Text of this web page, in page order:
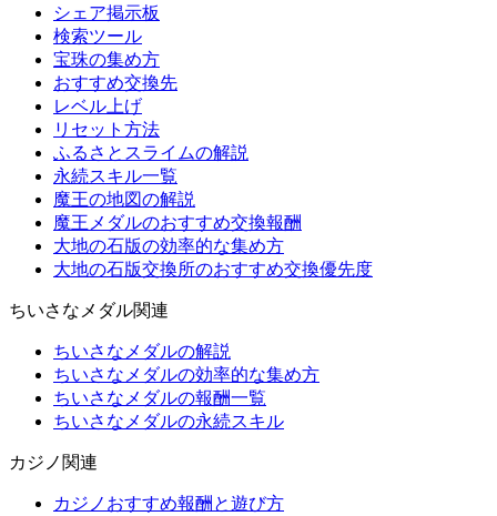
シェア掲示板
検索ツール
宝珠の集め方
おすすめ交換先
レベル上げ
リセット方法
ふるさとスライムの解説
永続スキル一覧
魔王の地図の解説
魔王メダルのおすすめ交換報酬
大地の石版の効率的な集め方
大地の石版交換所のおすすめ交換優先度
ちいさなメダル関連
ちいさなメダルの解説
ちいさなメダルの効率的な集め方
ちいさなメダルの報酬一覧
ちいさなメダルの永続スキル
カジノ関連
カジノおすすめ報酬と遊び方